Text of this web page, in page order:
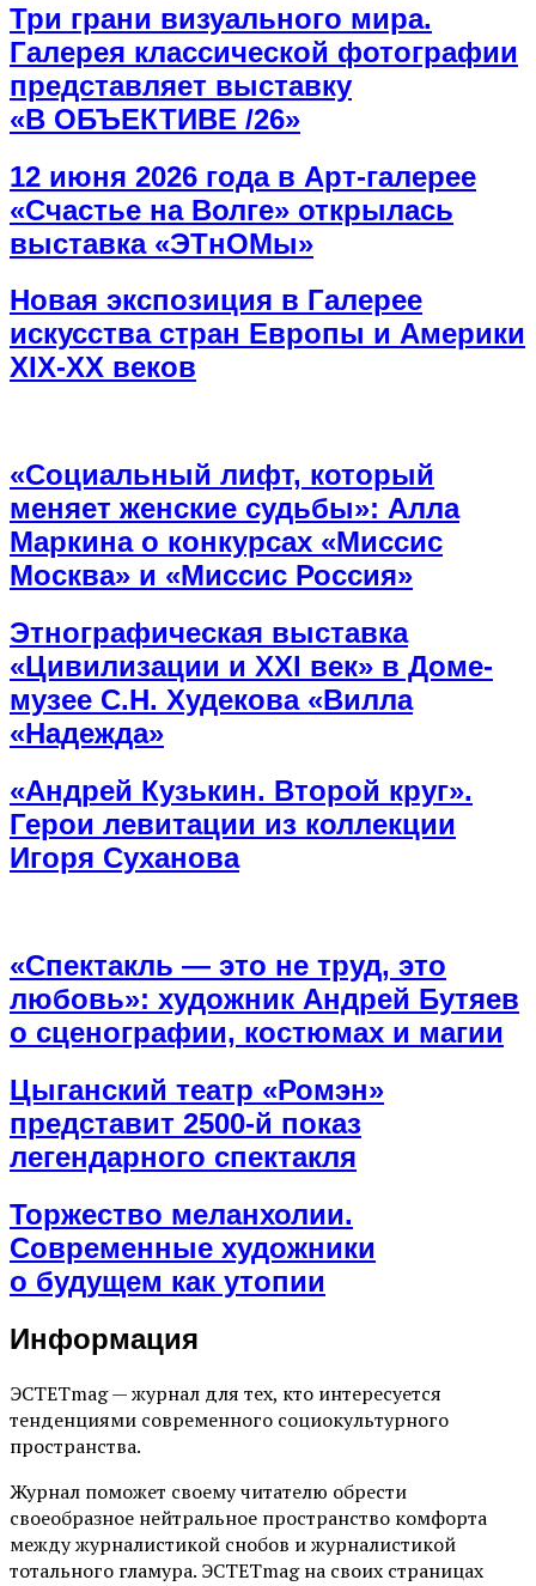
Три грани визуального мира.
Галерея классической фотографии
представляет выставку
«В ОБЪЕКТИВЕ /26»
12 июня 2026 года в Арт-галерее
«Счастье на Волге» открылась
выставка «ЭТнОМы»
Новая экспозиция в Галерее
искусства стран Европы и Америки
XIX-XX веков
«Социальный лифт, который
меняет женские судьбы»: Алла
Маркина о конкурсах «Миссис
Москва» и «Миссис Россия»
Этнографическая выставка
«Цивилизации и ХХI век» в Доме-
музее С.Н. Худекова «Вилла
«Надежда»
«Андрей Кузькин. Второй круг».
Герои левитации из коллекции
Игоря Суханова
«Спектакль — это не труд, это
любовь»: художник Андрей Бутяев
о сценографии, костюмах и магии
Цыганский театр «Ромэн»
представит 2500-й показ
легендарного спектакля
Торжество меланхолии.
Современные художники
о будущем как утопии
Информация
ЭСТЕТmag — журнал для тех, кто интересуется
тенденциями современного социокультурного
пространства.
Журнал поможет своему читателю обрести
своеобразное нейтральное пространство комфорта
между журналистикой снобов и журналистикой
тотального гламура. ЭСТЕТmag на своих страницах